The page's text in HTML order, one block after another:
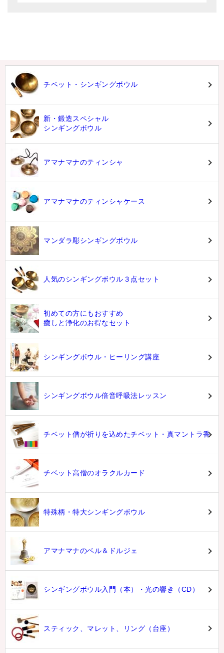
チベット・シンギングボウル
新・鍛造スペシャル
シンギングボウル
アマナマナのティンシャ
アマナマナのティンシャケース
マンダラ彫シンギングボウル
人気のシンギングボウル３点セット
初めての方にもおすすめ
癒しと浄化のお得なセット
シンギングボウル・ヒーリング講座
シンギングボウル倍音呼吸法レッスン
チベット僧が祈りを込めたチベット・真マントラ香
チベット高僧のオラクルカード
特殊柄・特大シンギングボウル
アマナマナのベル＆ドルジェ
シンギングボウル入門（本）・光の響き（CD）
スティック、マレット、リング（台座）